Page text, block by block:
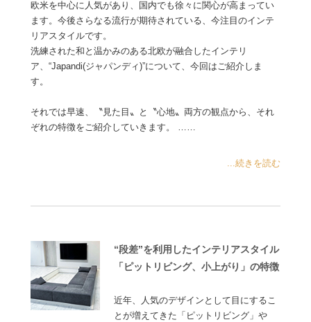
欧米を中心に人気があり、国内でも徐々に関心が高まってい
ます。今後さらなる流行が期待されている、今注目のインテ
リアスタイルです。
洗練された和と温かみのある北欧が融合したインテリ
ア、“Japandi(ジャパンディ)”について、今回はご紹介しま
す。
それでは早速、〝見た目〟と〝心地〟両方の観点から、それ
ぞれの特徴をご紹介していきます。 ……
...続きを読む
“段差”を利用したインテリアスタイル
「ピットリビング、小上がり」の特徴
近年、人気のデザインとして目にするこ
とが増えてきた「ピットリビング」や